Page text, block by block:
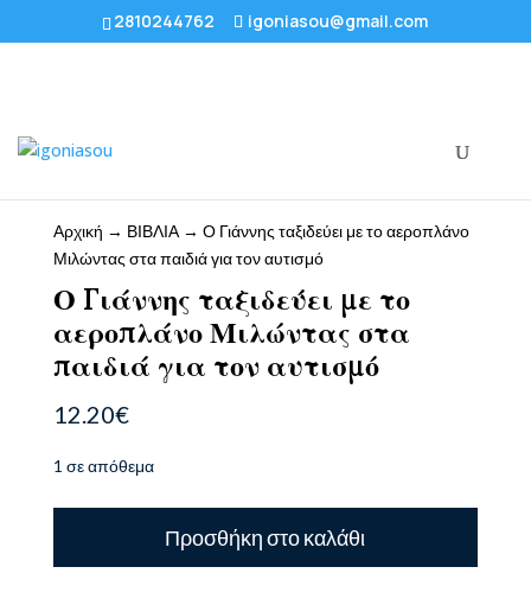
2810244762 igoniasou@gmail.com
Αρχική → ΒΙΒΛΙΑ→ Ο Γιάννης ταξιδεύει με το αεροπλάνο
Μιλώντας στα παιδιά για τον αυτισμό
Ο Γιάννης ταξιδεύει με το
αεροπλάνο Μιλώντας στα
παιδιά για τον αυτισμό
12.20€
1 σε απόθεμα
ταξιδεύει
Προσθήκη στο καλάθι